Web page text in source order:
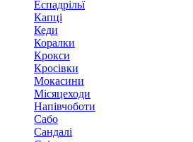
Еспадрільї
Капці
Кеди
Коралки
Крокси
Кросівки
Мокасини
Місяцеходи
Напівчоботи
Сабо
Сандалі